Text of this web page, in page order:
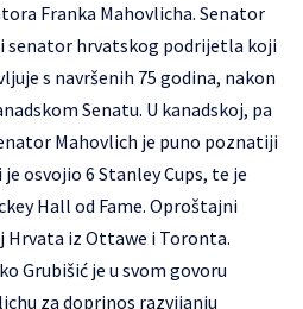
Franka Mahovlicha. Senator
senator hrvatskog podrijetla koji
s navršenih 75 godina, nakon
Senatu. U kanadskoj, pa
Mahovlich je puno poznatiji
osvojio 6 Stanley Cups, te je
Hall od Fame. Oproštajni
Hrvata iz Ottawe i Toronta.
Grubišić je u svom govoru
za doprinos razvijanju